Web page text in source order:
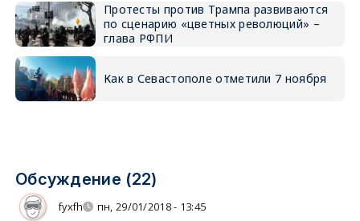
Протесты против Трампа развиваются
по сценарию «цветных революций» –
глава РФПИ
Как в Севастополе отметили 7 ноября
Обсуждение (22)
fyxfh пн, 29/01/2018 - 13:45